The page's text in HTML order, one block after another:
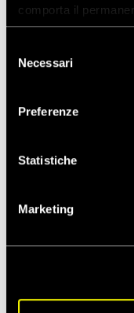
comporta il
dunque la
dei cookie attivi sul
delNecessari
Preferenze
Statistiche
Marketing
ALTRI EVENTI DAL